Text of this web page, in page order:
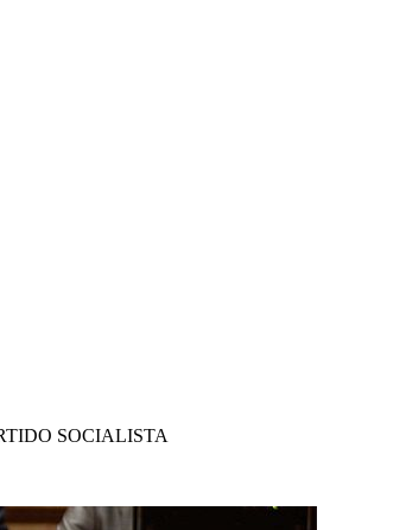
SOCIALISTA